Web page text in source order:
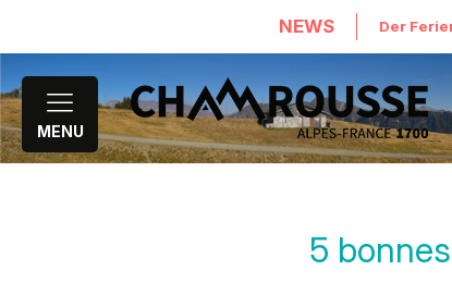
NEWS Der
MENU
5